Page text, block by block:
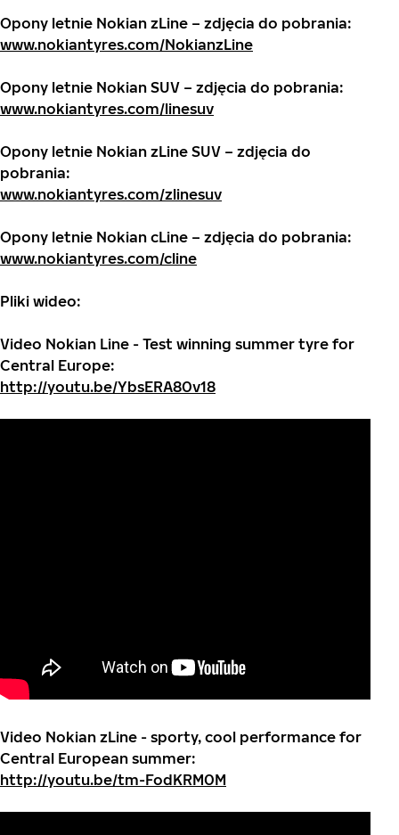
Opony letnie Nokian zLine – zdjęcia do pobrania:
www.nokiantyres.com/NokianzLine
Opony letnie Nokian SUV – zdjęcia do pobrania:
www.nokiantyres.com/linesuv
Opony letnie Nokian zLine SUV – zdjęcia do
pobrania:
www.nokiantyres.com/zlinesuv
Opony letnie Nokian cLine – zdjęcia do pobrania:
www.nokiantyres.com/cline
Pliki wideo:
Video Nokian Line - Test winning summer tyre for
Central Europe:
http://youtu.be/YbsERA80v18
Video Nokian zLine - sporty, cool performance for
Central European summer:
http://youtu.be/tm-FodKRM0M